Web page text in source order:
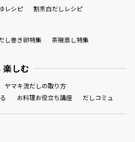
レシピ 割烹白だしレシピ
し巻き卵特集 茶碗蒸し特集
楽しむ
ヤマキ流だしの取り方
お料理お役立ち講座 だしコミュ